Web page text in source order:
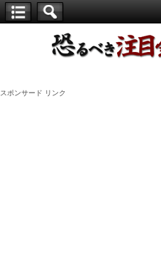
スポンサード リンク